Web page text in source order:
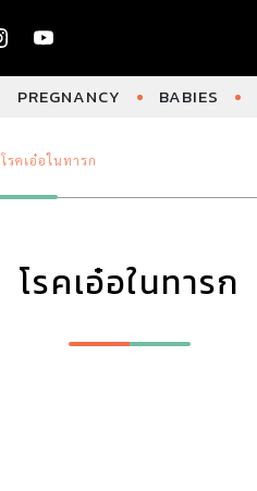
PREGNANCY BABIES
โรคเอ๋อในทารก
โรคเอ๋อในทารก